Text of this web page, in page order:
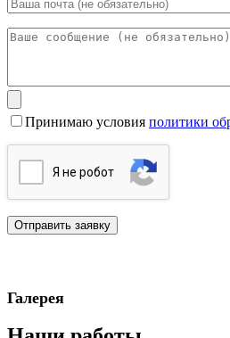
Принимаю условия политики
Я нe poбoт
Галерея